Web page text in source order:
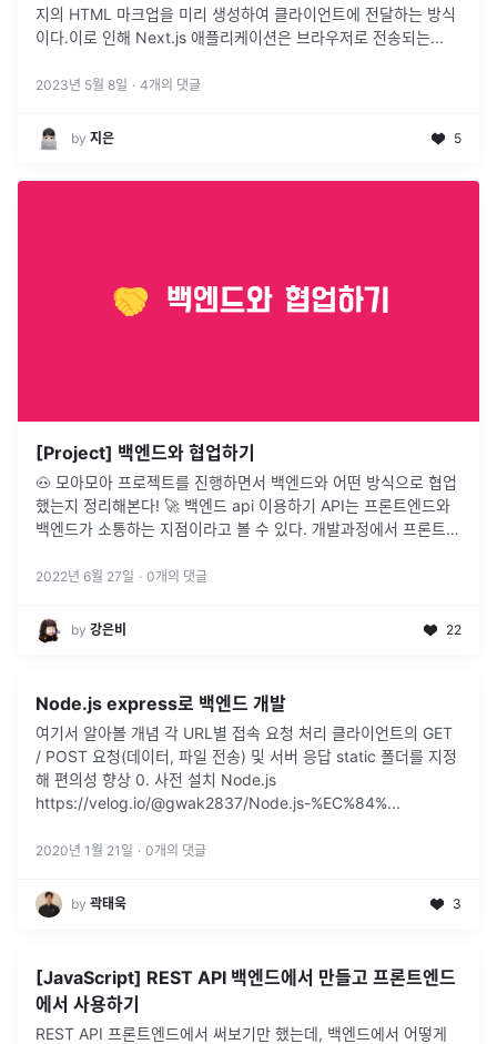
지의 HTML 마크업을 미리 생성하여 클라이언트에 전달하는 방식
이다.이로 인해 Next.js 애플리케이션은 브라우저로 전송되는...
2023년 5월 8일 · 4개의 댓글
by 지은 5
[Project] 백엔드와 협업하기
🐽 모아모아 프로젝트를 진행하면서 백엔드와 어떤 방식으로 협업
했는지 정리해본다! 🚀 백엔드 api 이용하기 API는 프론트엔드와
백엔드가 소통하는 지점이라고 볼 수 있다. 개발과정에서 프론트엔
엔드...
2022년 6월 27일 · 0개의 댓글
by 강은비 22
Node.js express로 백엔드 개발
여기서 알아볼 개념 각 URL별 접속 요청 처리 클라이언트의 GET
/ POST 요청(데이터, 파일 전송) 및 서버 응답 static 폴더를 지정
해 편의성 향상 0. 사전 설치 Node.js
https://velog.io/@gwak2837/Node.js-%EC%84%...
2020년 1월 21일 · 0개의 댓글
by 곽태욱 3
[JavaScript] REST API 백엔드에서 만들고 프론트엔드
에서 사용하기
REST API 프론트엔드에서 써보기만 했는데, 백엔드에서 어떻게